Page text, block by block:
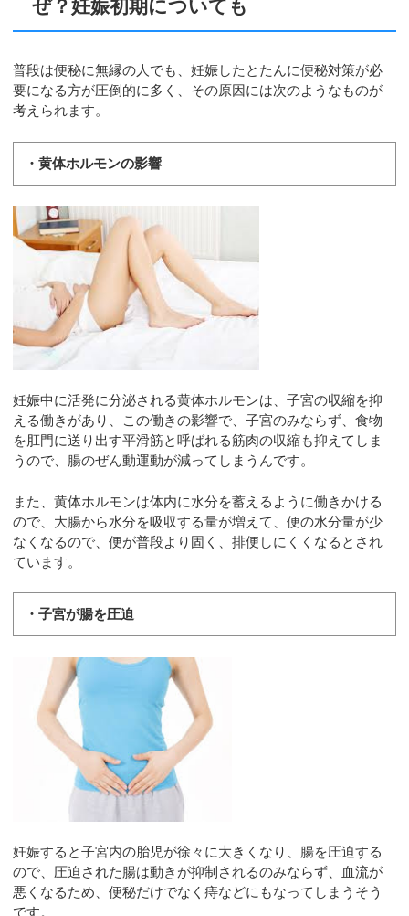
ぜ？妊娠初期についても
普段は便秘に無縁の人でも、妊娠したとたんに便秘対策が必
要になる方が圧倒的に多く、その原因には次のようなものが
考えられます。
・黄体ホルモンの影響
妊娠中に活発に分泌される黄体ホルモンは、子宮の収縮を抑
える働きがあり、この働きの影響で、子宮のみならず、食物
を肛門に送り出す平滑筋と呼ばれる筋肉の収縮も抑えてしま
うので、腸のぜん動運動が減ってしまうんです。
また、黄体ホルモンは体内に水分を蓄えるように働きかける
ので、大腸から水分を吸収する量が増えて、便の水分量が少
なくなるので、便が普段より固く、排便しにくくなるとされ
ています。
・子宮が腸を圧迫
妊娠すると子宮内の胎児が徐々に大きくなり、腸を圧迫する
ので、圧迫された腸は動きが抑制されるのみならず、血流が
悪くなるため、便秘だけでなく痔などにもなってしまうそう
です。